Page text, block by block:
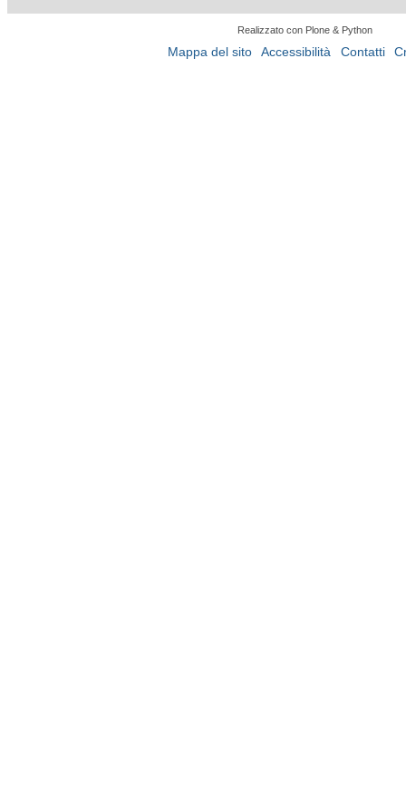
Realizzato con Plone & Python
Mappa del sito Accessibilità Contatti